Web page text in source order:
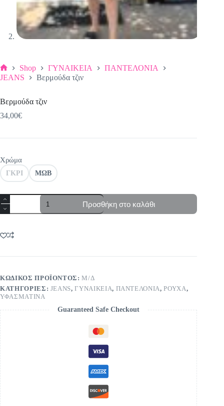
Αρχική
Shop ΓΥΝΑΙΚΕΙΑ
ΠΑΝΤΕΛΟΝΙΑ
JEANS
Βερμούδα τζιν
Βερμούδα τζιν
34,00€
Χρώμα
ΓΚΡΙ ΜΩΒ
Βερμούδα
τζιν
ποσότητα
Προσθήκη στο καλάθι
ΚΩΔΙΚΌΣ ΠΡΟΪΌΝΤΟΣ:Μ/Δ
ΚΑΤΗΓΟΡΊΕΣ: JEANS,ΓΥΝΑΙΚΕΙΑ, ΠΑΝΤΕΛΟΝΙΑ,ΡΟΥΧΑ,
ΥΦΑΣΜΑΤΙΝΑ
Guaranteed Safe Checkout